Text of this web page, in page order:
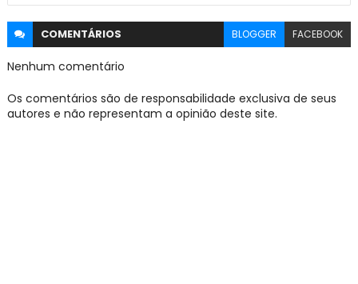
COMENTÁRIOS BLOGGER FACEBOOK
Nenhum comentário
Os comentários são de responsabilidade exclusiva de seus
autores e não representam a opinião deste site.